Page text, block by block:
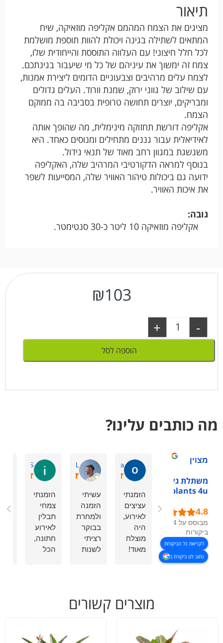
תיאור
מציגים את הצמח המהמם אקליפה מוזאיקה, שיח
המתאים לשתילה בגינה ויכולת להוות תוספת מושלמת
לכל חלל חיצוני! עם העלווה התוססת והייחודית שלו,
צמח זה ימשוך את עיניהם של כל מי שיעבור בגינתכם.
לצמח עלים מרהיבים וצבעוניים הדומים ליצירת אמנות,
עם שילוב של גווני ירוק, שמנת וורוד. העלים גדולים
ומבריקים, יוצרים תחושה טרופית בסביבה בה ממוקם
הצמח.
אקליפה דורשת תחזוקה מינימלית, מה שהופך אותה
לאידיאלית עבור גננים מתחילים ומנוסים כאחד. היא
משגשגת במגוון רחב מאוד של תנאי גידול.
בנוסף למראה הדקורטיבי המרהיב שלה, האקליפה
ידועה גם ביכולות טיהור האוויר שלה, המסייעות לשפר
את איכות האוויר.
גובה:
אקליפה מוזאיקה 10 ליטר כ-30 סנטימטר.
₪103
-
+
הוספה לסל
מה כותבים עלינו?
מצוין
משתלת גלילות -
plants 4u
מבוסס על 54
ביקורות
לקריאת כל הביקורות
כתוב לנו ביקורת ב
okonoa
הזמנתי
עציצים
לאירוע,
היה
מוצלח
מאוד!
ממליצה!
עשיתי
הזמנה
ולמחרת
בבוקר
רציתי
לשנות
החבר'ה
מקצועיים
ilana S.
הזמנתי
צמחי
תבלין
לאירוע
חתונה,
הכל
השירות
מול
מוצרים קשורים